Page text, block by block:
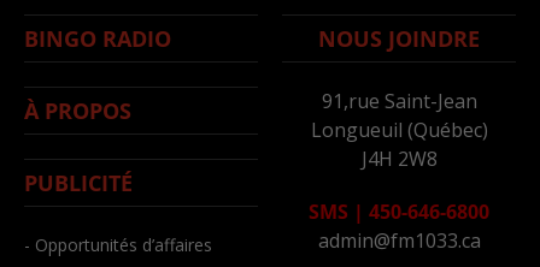
BINGO RADIO
À PROPOS
PUBLICITÉ
- Opportunités d’affaires
NOUS JOINDRE
91,rue Saint-Jean
Longueuil (Québec)
J4H 2W8
SMS | 450-646-6800
admin@fm1033.ca